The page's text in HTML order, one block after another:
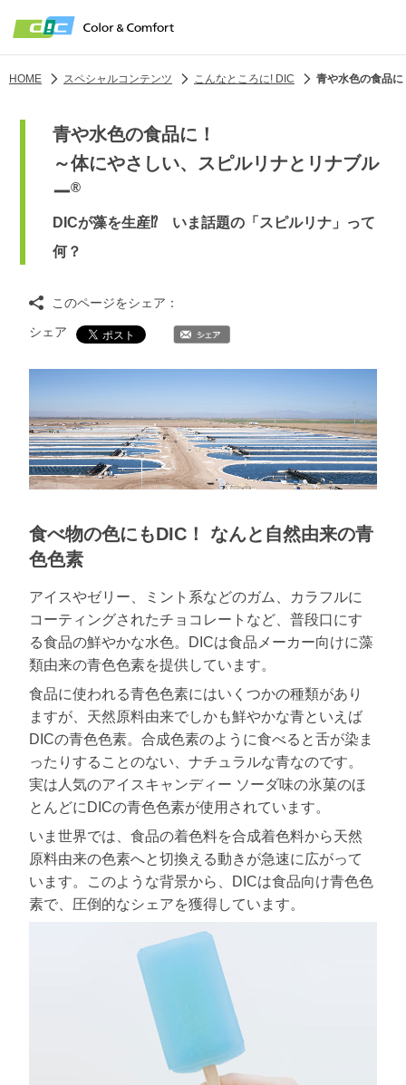
HOME スペシャルコンテンツ こんなところに! DIC 青や水色の食品
青や水色の食品に！
～体にやさしい、スピルリナとリナブル
ー®
DICが藻を生産⁉ いま話題の「スピルリナ」って
何？
このページをシェア：
シェア
食べ物の色にもDIC！ なんと自然由来の青
色色素
アイスやゼリー、ミント系などのガム、カラフルに
コーティングされたチョコレートなど、普段口にす
る食品の鮮やかな水色。DICは食品メーカー向けに藻
類由来の青色色素を提供しています。
食品に使われる青色色素にはいくつかの種類があり
ますが、天然原料由来でしかも鮮やかな青といえば
DICの青色色素。合成色素のように食べると舌が染ま
ったりすることのない、ナチュラルな青なのです。
実は人気のアイスキャンディー ソーダ味の氷菓のほ
とんどにDICの青色色素が使用されています。
いま世界では、食品の着色料を合成着色料から天然
原料由来の色素へと切換える動きが急速に広がって
います。このような背景から、DICは食品向け青色色
素で、圧倒的なシェアを獲得しています。